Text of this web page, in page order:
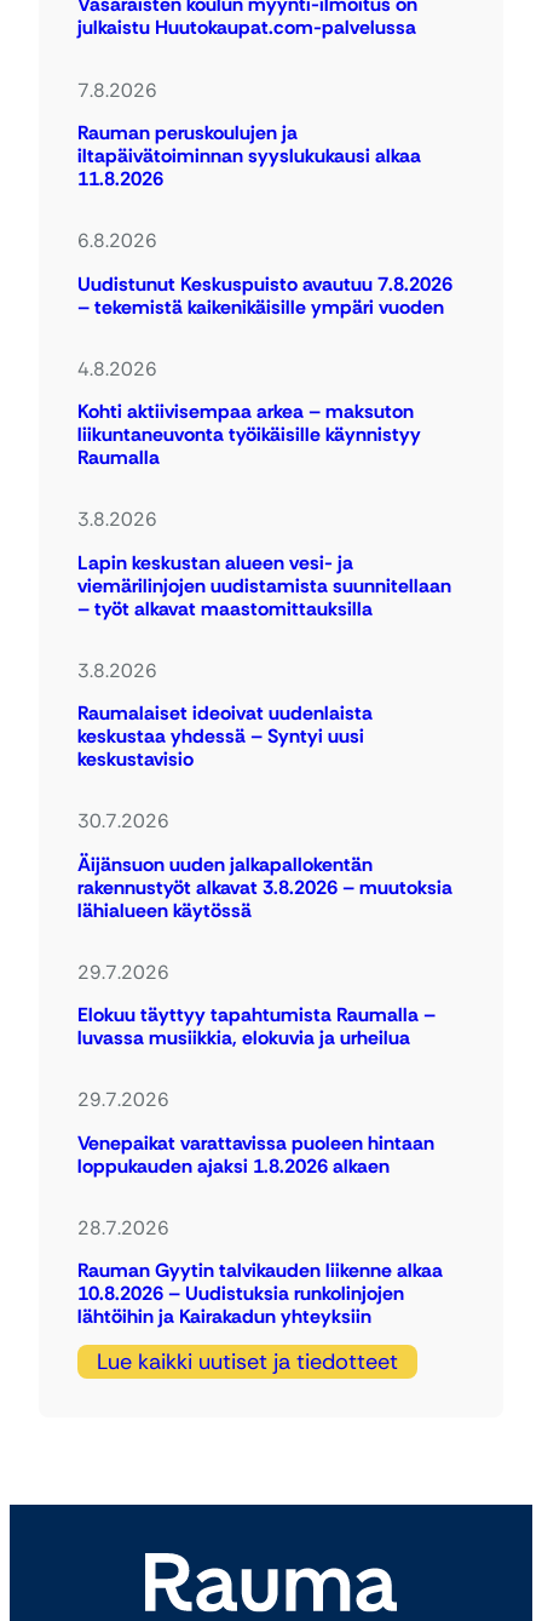
julkaistu Huutokaupat.com-palvelussa
7.8.2026
Rauman peruskoulujen ja
iltapäivätoiminnan syyslukukausi alkaa
11.8.2026
6.8.2026
Uudistunut Keskuspuisto avautuu 7.8.2026
– tekemistä kaikenikäisille ympäri vuoden
4.8.2026
Kohti aktiivisempaa arkea – maksuton
liikuntaneuvonta työikäisille käynnistyy
Raumalla
3.8.2026
Lapin keskustan alueen vesi- ja
viemärilinjojen uudistamista suunnitellaan
– työt alkavat maastomittauksilla
3.8.2026
Raumalaiset ideoivat uudenlaista
keskustaa yhdessä – Syntyi uusi
keskustavisio
30.7.2026
Äijänsuon uuden jalkapallokentän
rakennustyöt alkavat 3.8.2026 – muutoksia
lähialueen käytössä
29.7.2026
Elokuu täyttyy tapahtumista Raumalla –
luvassa musiikkia, elokuvia ja urheilua
29.7.2026
Venepaikat varattavissa puoleen hintaan
loppukauden ajaksi 1.8.2026 alkaen
28.7.2026
Rauman Gyytin talvikauden liikenne alkaa
10.8.2026 – Uudistuksia runkolinjojen
lähtöihin ja Kairakadun yhteyksiin
Lue kaikki uutiset ja tiedotteet